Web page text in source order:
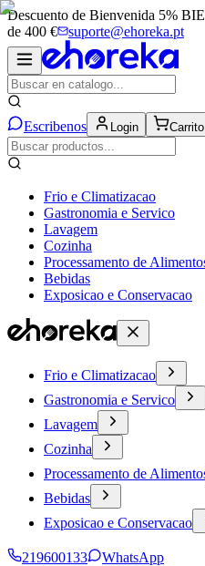
Descuento de Bienvenida 5%
de 400 €
suporte@ehoreka.pt
Escribenos Login Carrito
Frio e Climatizacao
Gastronomia e Servico
Lavagem
Cozinha
Processamento de
Bebidas
Exposicao e Conservacao
Frio e Climatizacao
Gastronomia e Servico
Lavagem
Cozinha
Processamento de
Bebidas
Exposicao e Conservacao
219600133
WhatsApp